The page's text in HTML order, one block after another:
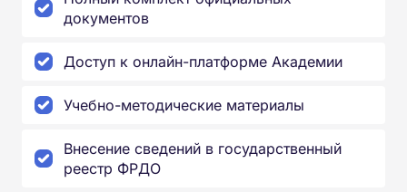
документов
Доступ к онлайн-платформе Академии
Учебно-методические материалы
Внесение сведений в государственный
реестр ФРДО